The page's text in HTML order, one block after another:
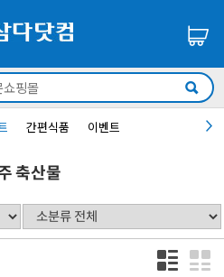
간편식품 이벤트
축산물